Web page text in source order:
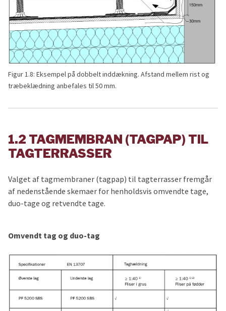
Figur 1.8: Eksempel på dobbelt inddækning. Afstand mellem rist og
træbeklædning anbefales til 50 mm.
1.2 TAGMEMBRAN (TAGPAP) TIL
TAGTERRASSER
Valget af tagmembraner (tagpap) til tagterrasser fremgår
af nedenstående skemaer for henholdsvis omvendte tage,
duo-tage og retvendte tage.
Omvendt tag og duo-tag